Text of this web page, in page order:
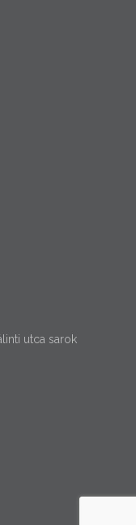
utca sarok